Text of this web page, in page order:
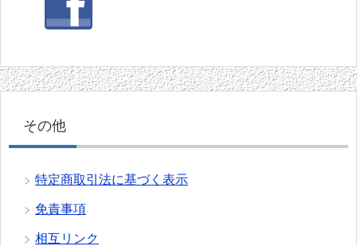
その他
特定商取引法に基づく表示
免責事項
相互リンク